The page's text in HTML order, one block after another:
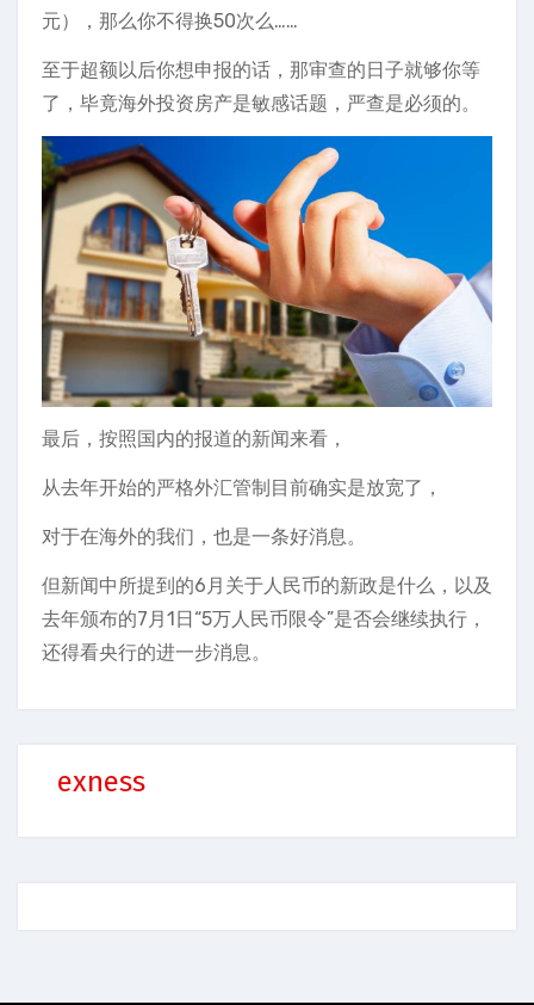
元），那么你不得换50次么……
至于超额以后你想申报的话，那审查的日子就够你等
了，毕竟海外投资房产是敏感话题，严查是必须的。
最后，按照国内的报道的新闻来看，
从去年开始的严格外汇管制目前确实是放宽了，
对于在海外的我们，也是一条好消息。
但新闻中所提到的6月关于人民币的新政是什么，以及
去年颁布的7月1日“5万人民币限令”是否会继续执行，
还得看央行的进一步消息。
exness